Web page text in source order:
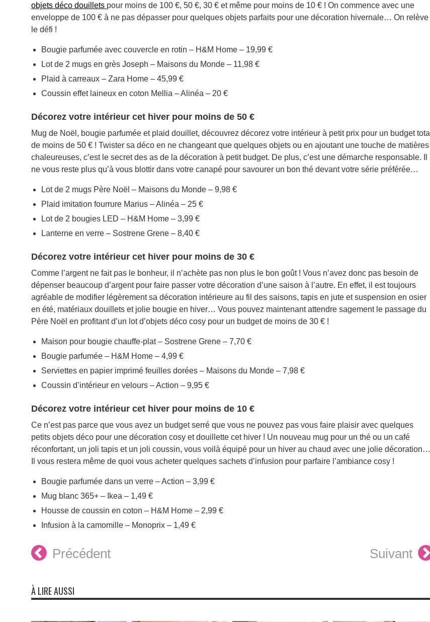
objets déco douillets pour moins de 100 €, 50 €, 30 € et même pour moins de 10 € ! On commence avec une
enveloppe de 100 € à ne pas dépasser pour quelques objets parfaits pour une décoration hivernale… On relève
le défi !
Bougie parfumée avec couvercle en rotin – H&M Home – 19,99 €
Lot de 2 mugs en grès Joseph – Maisons du Monde – 11,98 €
Plaid à carreaux – Zara Home – 45,99 €
Coussin effet laineux en coton Mellia – Alinéa – 20 €
Décorez votre intérieur cet hiver pour moins de 50 €
Mug de Noël, bougie parfumée et plaid douillet, découvrez décorez votre intérieur à petit prix pour un budget total
de moins de 50 € ! Twister sa déco en ne changeant que quelques objets ou en ajoutant une touche de matières
chaleureuses, c’est le secret des as de la décoration à petit budget. De plus, c’est une démarche responsable. Il
ne vous reste plus qu’à vous blottir dans votre canapé pour savourer un bon thé devant votre série préférée…
Lot de 2 mugs Père Noël – Maisons du Monde – 9,98 €
Plaid imitation fourrure Marius – Alinéa – 25 €
Lot de 2 bougies LED – H&M Home – 3,99 €
Lanterne en verre – Sostrene Grene – 8,40 €
Décorez votre intérieur cet hiver pour moins de 30 €
Comme l’argent ne fait pas le bonheur, il n’achète pas non plus le bon goût ! Vous n’avez donc pas besoin de
dépenser beaucoup d’argent pour faire passer votre décoration d’une saison à l’autre. En effet, il est toujours
agréable de modifier légèrement sa décoration intérieure au fil des saisons, tapis en jute et suspension en osier
en été, matériaux douillets et jolie bougie en hiver… Vous pouvez maintenant attendre sagement le passage du
Père Noël en profitant d’un lot d’objets déco cosy pour un budget de moins de 30 € !
Maison pour bougie chauffe-plat – Sostrene Grene – 7,70 €
Bougie parfumée – H&M Home – 4,99 €
Serviettes en papier imprimé feuilles dorées – Maisons du Monde – 7,98 €
Coussin d’intérieur en velours – Action – 9,95 €
Décorez votre intérieur cet hiver pour moins de 10 €
Ce n’est pas parce que vous avez un budget serré que vous ne pouvez pas vous faire plaisir avec quelques
petits objets déco pour une décoration cosy et douillette cet hiver ! Un nouveau mug pour un thé ou un café
réconfortant, un joli tapis et un joli coussin, vous voilà équipé pour un hiver au chaud avec une jolie décoration…
Il vous restera même de quoi vous acheter quelques sachets d’infusion pour parfaire l’ambiance cosy !
Bougie parfumée dans un verre – Action – 3,99 €
Mug blanc 365+ – Ikea – 1,49 €
Housse de coussin en coton – H&M Home – 2,99 €
Infusion à la camomille – Monoprix – 1,49 €
Précédent Suivant
À LIRE AUSSI